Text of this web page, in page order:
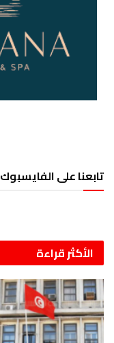
تابعنا على الفايسبوك
الأكثر قراءة